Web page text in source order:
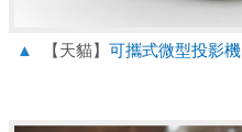
▲ 【天貓】 可攜式微型投影機